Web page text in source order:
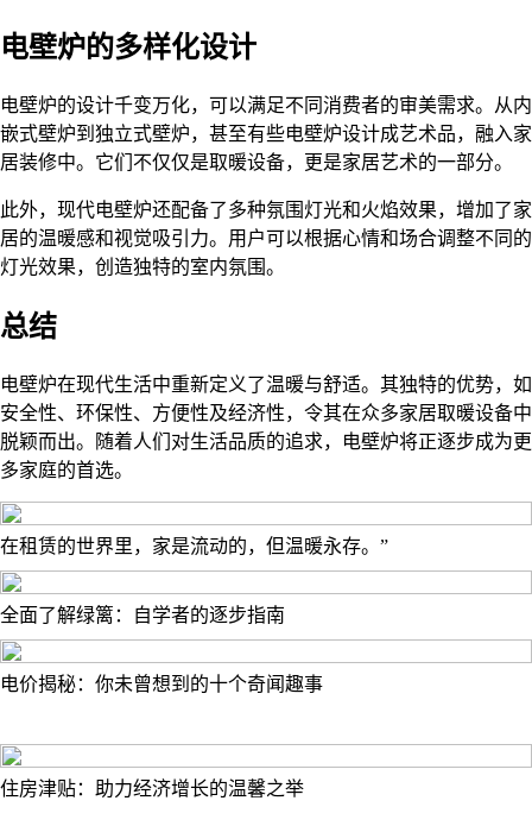
电壁炉的多样化设计
电壁炉的设计千变万化，可以满足不同消费者的审美需求。从内
嵌式壁炉到独立式壁炉，甚至有些电壁炉设计成艺术品，融入家
居装修中。它们不仅仅是取暖设备，更是家居艺术的一部分。
此外，现代电壁炉还配备了多种氛围灯光和火焰效果，增加了家
居的温暖感和视觉吸引力。用户可以根据心情和场合调整不同的
灯光效果，创造独特的室内氛围。
总结
电壁炉在现代生活中重新定义了温暖与舒适。其独特的优势，如
安全性、环保性、方便性及经济性，令其在众多家居取暖设备中
脱颖而出。随着人们对生活品质的追求，电壁炉将正逐步成为更
多家庭的首选。
在租赁的世界里，家是流动的，但温暖永存。”
全面了解绿篱：自学者的逐步指南
电价揭秘：你未曾想到的十个奇闻趣事
住房津贴：助力经济增长的温馨之举